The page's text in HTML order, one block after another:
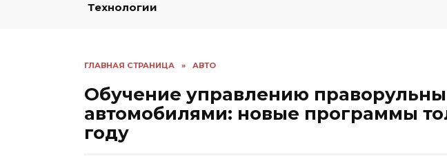
Технологии
ГЛАВНАЯ СТРАНИЦА » АВТО
Обучение управлению
автомобилями: новые программы
году